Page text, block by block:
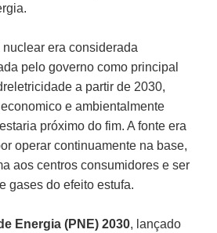
era considerada
pelo governo como principal
a partir de 2030,
e ambientalmente
próximo do fim. A fonte era
operar continuamente na base,
aos centros consumidores e ser
gases do efeito estufa.
Energia (PNE) 2030, lançado